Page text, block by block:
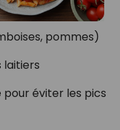
pommes)
laitiers
éviter les pics